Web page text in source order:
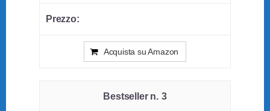
Acquista su Amazon
3